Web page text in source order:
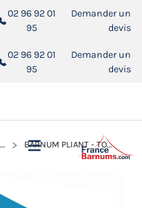
02 96 92 01
95
Demander un
devis
02 96 92 01
95
Demander un
devis
BARNUM PLIANT - TONNELLE ACIER SEMI PRO 2MX2M BLEU AZUR AVEC PACK FENÊTRES